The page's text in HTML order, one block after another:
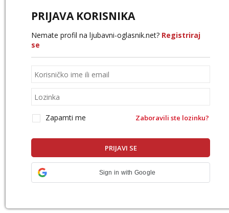
PRIJAVA KORISNIKA
Nemate profil na ljubavni-oglasnik.net? Registriraj
se
Zapamti me Zaboravili ste lozinku?
Sign in with Google